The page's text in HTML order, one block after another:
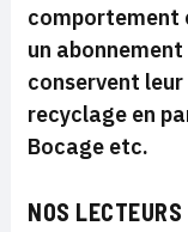
comportement
un
conservent
recyclage en
Bocage etc.
NOS